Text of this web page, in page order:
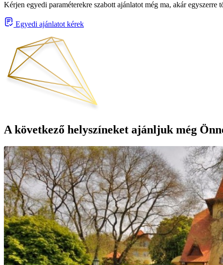
Kérjen egyedi paraméterekre szabott ajánlatot még ma, akár egyszerre
Egyedi ajánlatot kérek
A következő helyszíneket ajánljuk még